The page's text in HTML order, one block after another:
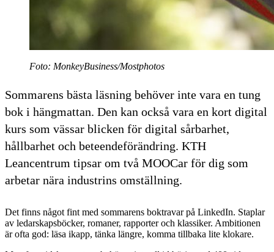
Foto: MonkeyBusiness/Mostphotos
Sommarens bästa läsning behöver inte vara en tung
bok i hängmattan. Den kan också vara en kort digital
kurs som vässar blicken för digital sårbarhet,
hållbarhet och beteendeförändring. KTH
Leancentrum tipsar om två MOOCar för dig som
arbetar nära industrins omställning.
Det finns något fint med sommarens boktravar på LinkedIn. Staplar
av ledarskapsböcker, romaner, rapporter och klassiker. Ambitionen
är ofta god: läsa ikapp, tänka längre, komma tillbaka lite klokare.